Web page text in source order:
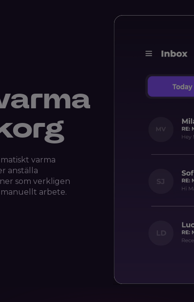
varma
anställa
som verkligen
manuellt arbete.